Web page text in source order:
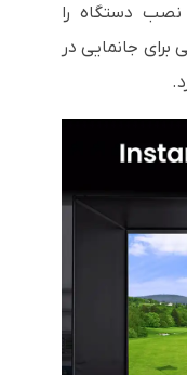
نصب دستگاه را
برای جانمایی در